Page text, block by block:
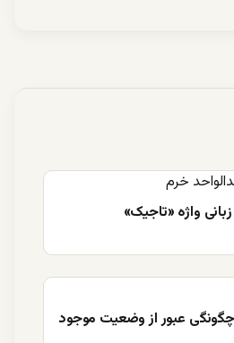
واژه «تاجیک»
چگونگی عبور از وضعیت موجود